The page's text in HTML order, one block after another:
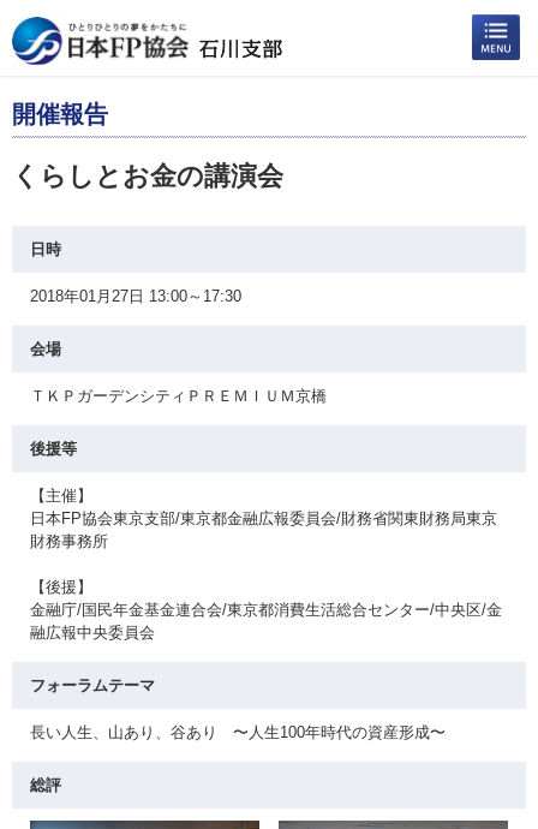
開催報告
くらしとお金の講演会
日時
2018年01月27日 13:00～17:30
会場
ＴＫＰガーデンシティＰＲＥＭＩＵＭ京橋
後援等
【主催】
日本FP協会東京支部/東京都金融広報委員会/財務省関東財務局東京
財務事務所
【後援】
金融庁/国民年金基金連合会/東京都消費生活総合センター/中央区/金
融広報中央委員会
フォーラムテーマ
長い人生、山あり、谷あり 〜人生100年時代の資産形成〜
総評